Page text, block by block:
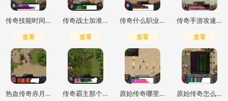
传奇技能时间cd怎么调
查看
传奇战士加准确还是躲避
查看
传奇什么职业输出高一点的
查看
传奇手游攻速加倍什么意思
查看
热血传奇赤月峡谷二层去三层怎么走 传奇霸主那个职业好玩 原始传奇哪里打钱快一点 原始传奇怎么打高爆最简单